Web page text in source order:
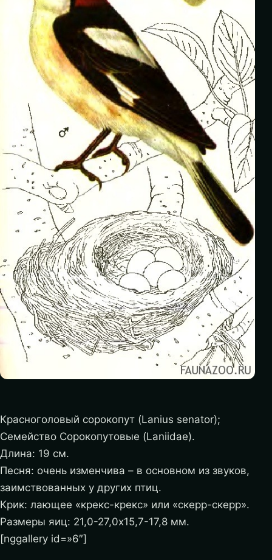
Красноголовый сорокопут (Lanius senator);
Семейство Сорокопутовые (Laniidae).
Длина: 19 см.
Песня: очень изменчива – в основном из звуков,
заимствованных у других птиц.
Крик: лающее «крекс-крекс» или «скерр-скерр».
Размеры яиц: 21,0-27,0х15,7-17,8 мм.
[nggallery id=»6″]